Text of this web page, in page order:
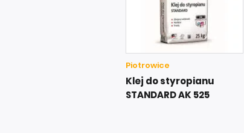
Piotrowice
Klej do styropianu
STANDARD AK 525